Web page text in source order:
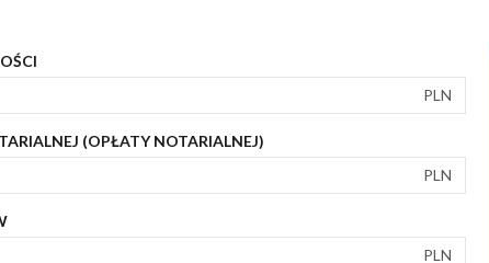
PLN
(OPŁATY NOTARIALNEJ)
PLN
PLN